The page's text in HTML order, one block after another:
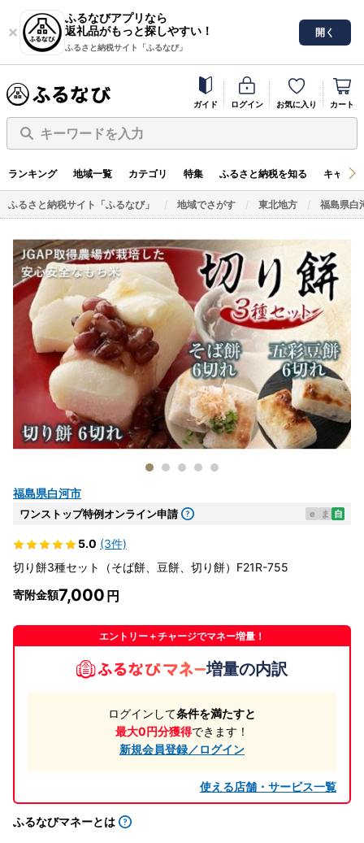
ふるなびアプリなら
返礼品がもっと探しやすい！
ふるさと納税サイト「ふるなび」
開く
ガイド ログイン お気に入り カート
キーワードを入力
ランキング 地域一覧 カテゴリ 特集 ふるさと納税を知る キャン
ふるさと納税サイト「ふるなび」 地域でさがす 東北地方 福島県白
福島県白河市
ワンストップ特例オンライン申請 e ま 自
5.0 (3件)
切り餅3種セット（そば餅、豆餅、切り餅）F21R-755
寄附金額7,000
エントリー＋チャージでマネー増量！
増量の内訳
ログインして条件を満たすと
最大0円分獲得できます！
新規会員登録／ログイン
使える店舗・サービス一覧
ふるなびマネーとは